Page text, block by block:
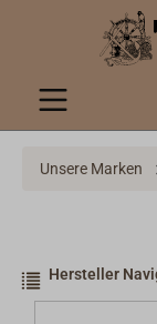
springen
Unsere Marken
Hersteller